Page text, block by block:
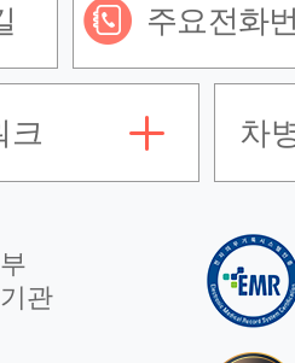
주요전화
크 차
관